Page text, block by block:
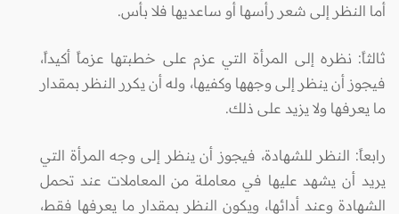
أما النظر إلى شعر رأسها أو ساعديها فلا بأس.
ثالثاً: نظره إلى المرأة التي عزم على خطبتها عزماً أكيداً،
فيجوز أن ينظر إلى وجهها وكفيها، وله أن يكرر النظر بمقدار
ما يعرفها ولا يزيد على ذلك.
رابعاً: النظر للشهادة، فيجوز أن ينظر إلى وجه المرأة التي
يريد أن يشهد عليها في معاملة من المعاملات عند تحمل
الشهادة وعند أدائها، ويكون النظر بمقدار ما يعرفها فقط،